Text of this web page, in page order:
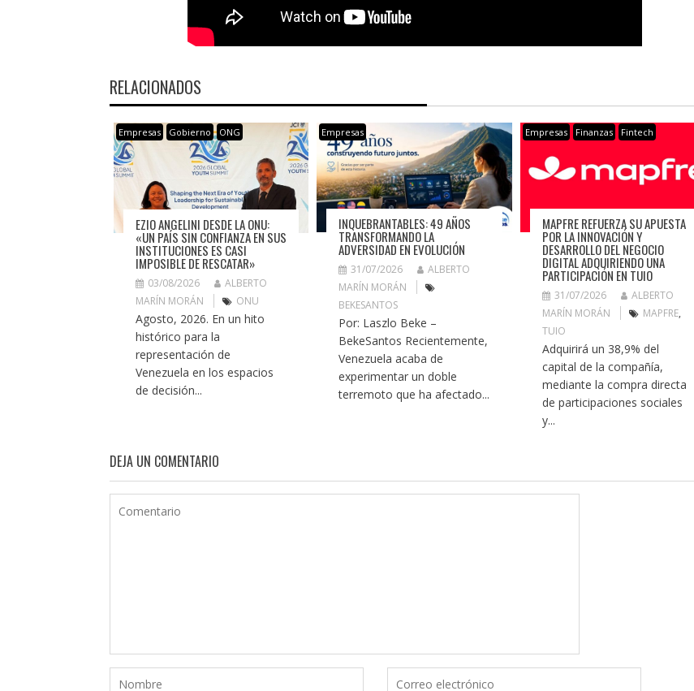
RELACIONADOS
Empresas Gobierno ONG
EZIO ANGELINI DESDE LA ONU:
«UN PAÍS SIN CONFIANZA EN SUS
INSTITUCIONES ES CASI
IMPOSIBLE DE RESCATAR»
03/08/2026
ALBERTO
MARÍN MORÁN
ONU
Agosto, 2026. En un hito
histórico para la
representación de
Venezuela en los espacios
de decisión...
Empresas
INQUEBRANTABLES: 49 AÑOS
TRANSFORMANDO LA
ADVERSIDAD EN EVOLUCIÓN
31/07/2026
ALBERTO
MARÍN MORÁN
BEKESANTOS
Por: Laszlo Beke –
BekeSantos Recientemente,
Venezuela acaba de
experimentar un doble
terremoto que ha afectado...
Empresas Finanzas Fintech
MAPFRE REFUERZA SU APUESTA
POR LA INNOVACIÓN Y
DESARROLLO DEL NEGOCIO
DIGITAL ADQUIRIENDO UNA
PARTICIPACIÓN EN TUIO
31/07/2026
ALBERTO
MARÍN MORÁN
MAPFRE,
TUIO
Adquirirá un 38,9% del
capital de la compañía,
mediante la compra directa
de participaciones sociales
y...
DEJA UN COMENTARIO